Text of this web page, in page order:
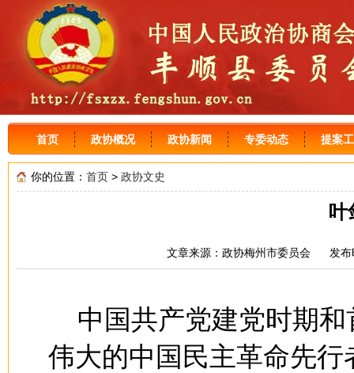
首页 政协概况 政协新闻 专委动态 提案
你的位置： 首页 > 政协文史
文章来源：政协梅州市委员会
中国共产党建党时期
伟大的中国民主革命先